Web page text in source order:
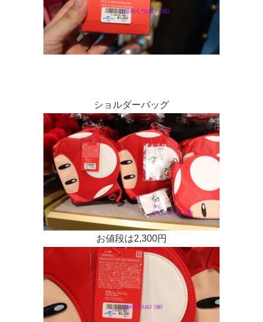
ショルダーバッグ
お値段は2,300円